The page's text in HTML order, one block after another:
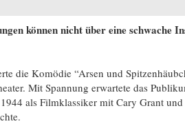
können nicht über eine schwache
die Komödie “Arsen und
Mit Spannung erwartete das
als Filmklassiker mit Cary Grant